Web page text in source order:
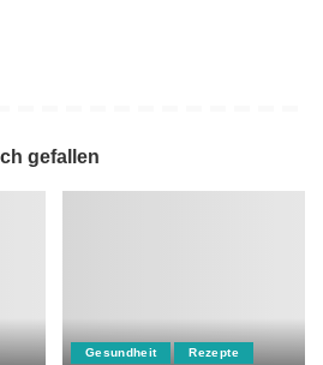
gefallen
Gesundheit Rezepte